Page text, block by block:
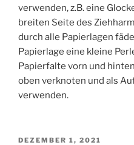
verwenden, z.B. eine
breiten Seite des
durch alle Papierlagen
Papierlage eine kleine
Papierfalte vorn und
oben verknoten und als
verwenden.
VERÖFFENTLICHT
DEZEMBER 1, 2021